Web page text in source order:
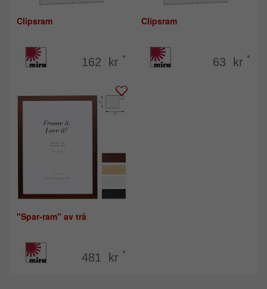
Clipsram
162 kr *
Clipsram
63 kr *
"Spar-ram" av trä
481 kr *